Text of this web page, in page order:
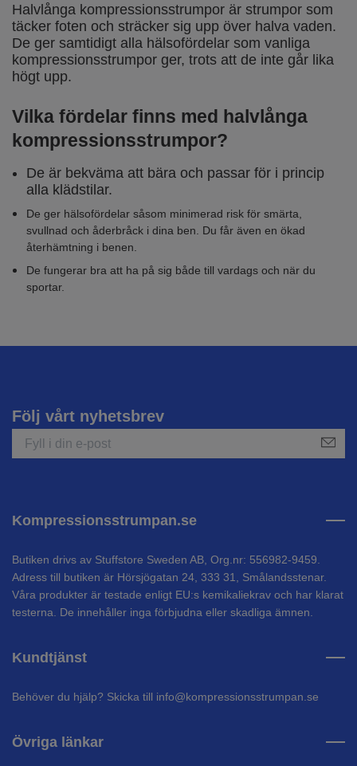
Halvlånga kompressionsstrumpor är strumpor som
täcker foten och sträcker sig upp över halva vaden.
De ger samtidigt alla hälsofördelar som vanliga
kompressionsstrumpor ger, trots att de inte går lika
högt upp.
Vilka fördelar finns med halvlånga
kompressionsstrumpor?
De är bekväma att bära och passar för i princip
alla klädstilar.
De ger hälsofördelar såsom minimerad risk för smärta,
svullnad och åderbråck i dina ben. Du får även en ökad
återhämtning i benen.
De fungerar bra att ha på sig både till vardags och när du
sportar.
Följ vårt nyhetsbrev
Kompressionsstrumpan.se
Butiken drivs av Stuffstore Sweden AB, Org.nr: 556982-9459.
Adress till butiken är Hörsjögatan 24, 333 31, Smålandsstenar.
Våra produkter är testade enligt EU:s kemikaliekrav och har klarat
testerna. De innehåller inga förbjudna eller skadliga ämnen.
Kundtjänst
Behöver du hjälp? Skicka till info@kompressionsstrumpan.se
Övriga länkar